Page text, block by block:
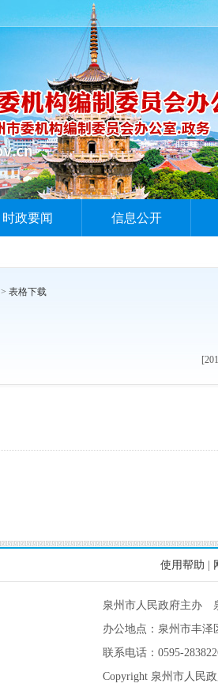
时政要闻 信息公开
> 表格下载
使用帮助
泉州市人民政府主办
办公地点：泉州市丰泽
联系电话：0595-
Copyright 泉州市人民